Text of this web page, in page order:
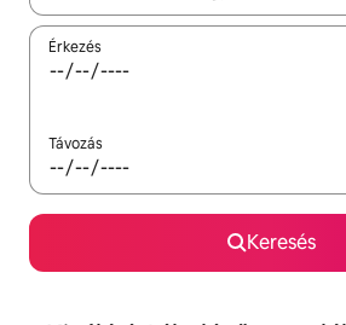
Érkezés
Távozás
Keresés